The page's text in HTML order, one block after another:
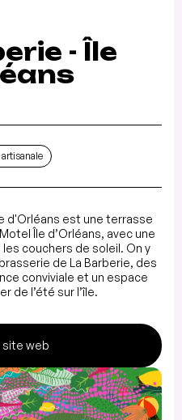
- Île
d'Orléans est une terrasse
Île d’Orléans, avec une
couchers de soleil. On y
de La Barberie, des
conviviale et un espace
de l’été sur l’île.
site web